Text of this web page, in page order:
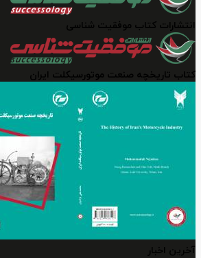
انتشارات کتاب موفقیت شناسی
کتاب تاریخچه صنعت موتورسیکلت ایران
آخرین اخبار